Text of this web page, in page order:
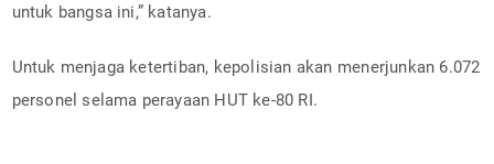
untuk bangsa ini,” katanya.
Untuk menjaga ketertiban, kepolisian akan menerjunkan 6.072
personel selama perayaan HUT ke-80 RI.